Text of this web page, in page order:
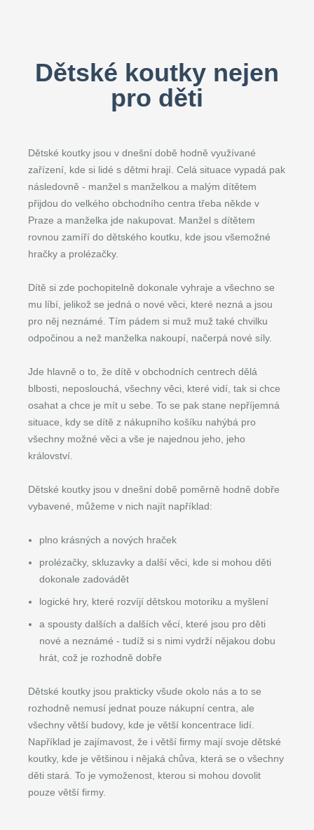
Dětské koutky nejen
pro děti
Dětské koutky jsou v dnešní době hodně využívané
zařízení, kde si lidé s dětmi hrají. Celá situace vypadá pak
následovně - manžel s manželkou a malým dítětem
přijdou do velkého obchodního centra třeba někde v
Praze a manželka jde nakupovat. Manžel s dítětem
rovnou zamíří do dětského koutku, kde jsou všemožné
hračky a prolézačky.
Dítě si zde pochopitelně dokonale vyhraje a všechno se
mu líbí, jelikož se jedná o nové věci, které nezná a jsou
pro něj neznámé. Tím pádem si muž muž také chvilku
odpočinou a než manželka nakoupí, načerpá nové síly.
Jde hlavně o to, že dítě v obchodních centrech dělá
blbosti, neposlouchá, všechny věci, které vidí, tak si chce
osahat a chce je mít u sebe. To se pak stane nepříjemná
situace, kdy se dítě z nákupního košíku nahýbá pro
všechny možné věci a vše je najednou jeho, jeho
království.
Dětské koutky jsou v dnešní době poměrně hodně dobře
vybavené, můžeme v nich najít například:
plno krásných a nových hraček
prolézačky, skluzavky a další věci, kde si mohou děti
dokonale zadovádět
logické hry, které rozvíjí dětskou motoriku a myšlení
a spousty dalších a dalších věcí, které jsou pro děti
nové a neznámé - tudíž si s nimi vydrží nějakou dobu
hrát, což je rozhodně dobře
Dětské koutky jsou prakticky všude okolo nás a to se
rozhodně nemusí jednat pouze nákupní centra, ale
všechny větší budovy, kde je větší koncentrace lidí.
Například je zajímavost, že i větší firmy mají svoje dětské
koutky, kde je většinou i nějaká chůva, která se o všechny
děti stará. To je vymoženost, kterou si mohou dovolit
pouze větší firmy.